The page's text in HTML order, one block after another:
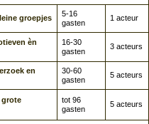
groepjes
5-16
gasten
1 acteur
èn
16-30
gasten
3 acteurs
en
30-60
gasten
5 acteurs
grote
tot 96
gasten
5 acteurs